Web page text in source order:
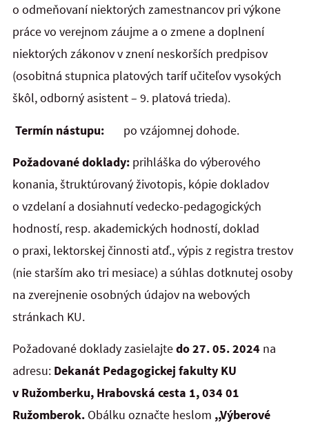
o odmeňovaní niektorých zamestnancov pri výkone
práce vo verejnom záujme a o zmene a doplnení
niektorých zákonov v znení neskorších predpisov
(osobitná stupnica platových taríf učiteľov vysokých
škôl, odborný asistent – 9. platová trieda).
Termín nástupu: po vzájomnej dohode.
Požadované doklady: prihláška do výberového
konania, štruktúrovaný životopis, kópie dokladov
o vzdelaní a dosiahnutí vedecko-pedagogických
hodností, resp. akademických hodností, doklad
o praxi, lektorskej činnosti atď., výpis z registra trestov
(nie starším ako tri mesiace) a súhlas dotknutej osoby
na zverejnenie osobných údajov na webových
stránkach KU.
Požadované doklady zasielajtedo 27. 05. 2024 na
adresu: Dekanát Pedagogickej fakulty KU
v Ružomberku, Hrabovská cesta 1, 034 01
Ružomberok. Obálku označte heslom ,,Výberové